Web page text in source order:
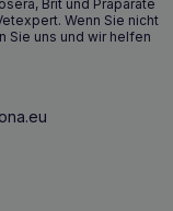
Brit und Präparate
Wenn Sie nicht
Sie uns und wir helfen